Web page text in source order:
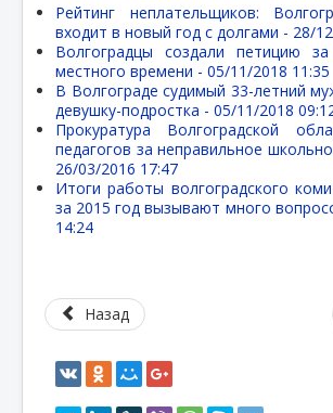
Рейтинг неплательщиков:
входит в новый год с долгами - 28/
Волгоградцы создали петицию
местного времени - 05/11/2018 11:35
В Волгограде судимый 33-летний
девушку-подростка - 05/11/2018
Прокуратура Волгоградской
педагогов за неправильное
26/03/2016 17:47
Итоги работы волгоградского
за 2015 год вызывают много
14:24
Назад